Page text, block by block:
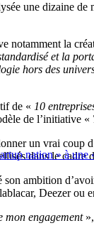
une dizaine
notamment la
et la
hors des
de « 10
de l’initiative «
nation » à
un vrai coup
dans le
ambition
Deezer ou
mon engagement»,